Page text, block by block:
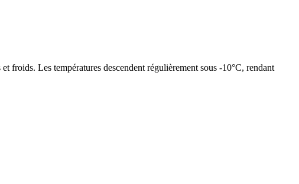
froids. Les températures descendent régulièrement sous -10°C, rendant